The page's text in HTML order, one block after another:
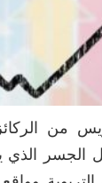
من
الجسر